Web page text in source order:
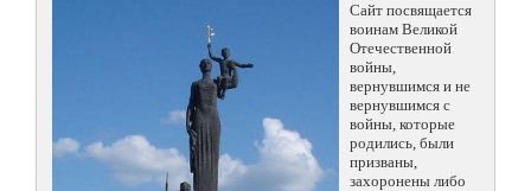
Сайт посвящается
воинам Великой
Отечественной
войны,
вернувшимся и не
вернувшимся с
войны, которые
родились, были
призваны,
захоронены либо